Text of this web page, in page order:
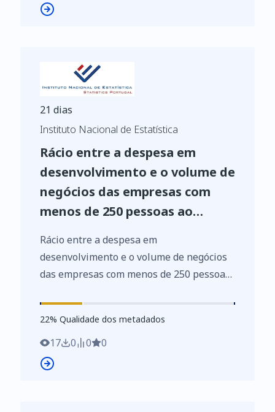
21 dias
Instituto Nacional de Estatística
Rácio entre a despesa em
desenvolvimento e o volume de
negócios das empresas com
menos de 250 pessoas ao
transformadoras (CAE Rev. 3 -
%)
Rácio entre a despesa em
desenvolvimento e o volume de negócios
das empresas com menos de 250 pessoas
(CAE Rev. 3 - %) por Localização geográfica
(NUTS - 2002); Anual - INE, Sistema de
contas integradas das empresas
https://www.ine.pt/xurl/indx/0007223/PT
22%
22% Qualidade dos metadados
17 0 0 0